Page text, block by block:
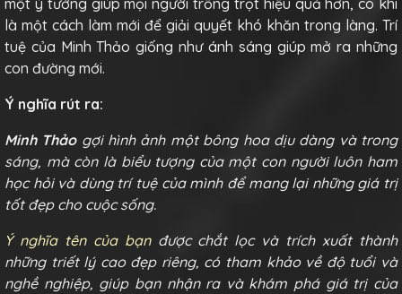
là một cách làm mới để giải quyết khó khăn trong làng. Trí
tuệ của Minh Thảo giống như ánh sáng giúp mở ra những
con đường mới.
Ý nghĩa rút ra:
Minh Thảo gợi hình ảnh một bông hoa dịu dàng và trong
sáng, mà còn là biểu tượng của một con người luôn ham
học hỏi và dùng trí tuệ của mình để mang lại những giá trị
tốt đẹp cho cuộc sống.
Ý nghĩa tên của bạnđược chắt lọc và trích xuất thành
những triết lý cao đẹp riêng, có tham khảo về độ tuổi và
nghề nghiệp, giúp bạn nhận ra và khám phá giá trị của